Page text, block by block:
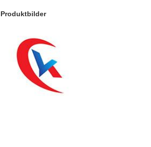
Produktbilder